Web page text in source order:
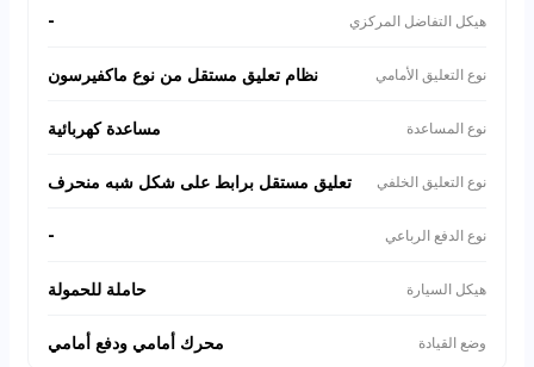
هيكل التفاضل المركزي -
نوع التعليق الأمامي نظام تعليق مستقل من نوع ماكفيرسون
نوع المساعدة مساعدة كهربائية
نوع التعليق الخلفي تعليق مستقل برابط على شكل شبه منحرف
نوع الدفع الرباعي -
هيكل السيارة حاملة للحمولة
وضع القيادة محرك أمامي ودفع أمامي